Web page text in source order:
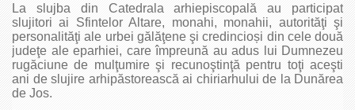
La slujba din Catedrala arhiepiscopală au participat
slujitori ai Sfintelor Altare, monahi, monahii, autorităţi şi
personalităţi ale urbei gălăţene şi credincioși din cele două
judeţe ale eparhiei, care împreună au adus lui Dumnezeu
rugăciune de mulţumire şi recunoştinţă pentru toţi aceşti
ani de slujire arhipăstorească ai chiriarhului de la Dunărea
de Jos.